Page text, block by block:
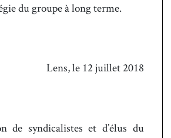
du groupe à long terme.
Lens, le 12 juillet 2018
de syndicalistes et d’élus du